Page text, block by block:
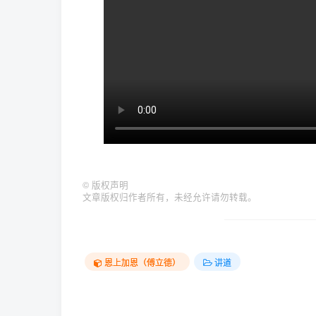
© 版权声明
文章版权归作者所有，未经允许请勿转载。
恩上加恩（傅立德） 讲道